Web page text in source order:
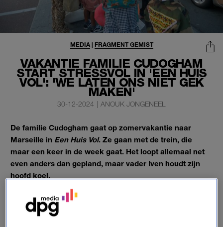
VAKANTIE FAMILIE CUDOGHAM
START STRESSVOL IN 'EEN HUIS
VOL': 'WE LATEN ONS NIET GEK
MAKEN'
MEDIA| FRAGMENT GEMIST
30-12-2024 | ANOUK JONGENEEL
De familie Cudogham gaat op zomervakantie naar
Marseille in Een Huis Vol. Ze gaan met de trein, die
maar een keer in de week gaat. Het loopt allemaal net
even anders dan gepland, maar vader Iven houdt zijn
hoofd koel.
Met zoveel kinderen, is er ook een heleboel bagage.